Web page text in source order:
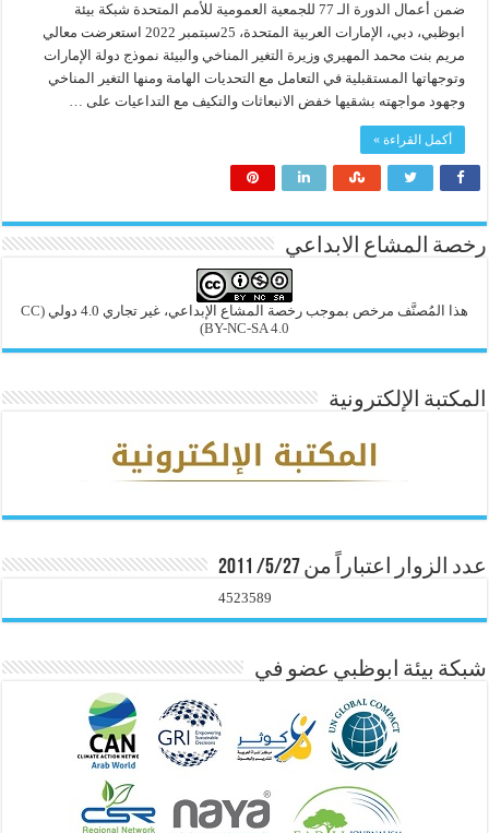
ضمن أعمال الدورة الـ 77 للجمعية العمومية للأمم المتحدة شبكة بيئة
ابوظبي، دبي، الإمارات العربية المتحدة، 25سبتمبر 2022 استعرضت معالي
مريم بنت محمد المهيري وزيرة التغير المناخي والبيئة نموذج دولة الإمارات
وتوجهاتها المستقبلية في التعامل مع التحديات الهامة ومنها التغير المناخي
وجهود مواجهته بشقيها خفض الانبعاثات والتكيف مع التداعيات على …
أكمل القراءة »
رخصة المشاع الابداعي
هذا المُصنَّف مرخص بموجب رخصة المشاع الإبداعي، غير تجاري 4.0 دولي
(CC
BY-NC-SA 4.0)
المكتبة الإلكترونية
عدد الزوار اعتباراً من 5/27/ 2011
4523589
شبكة بيئة ابوظبي عضو في